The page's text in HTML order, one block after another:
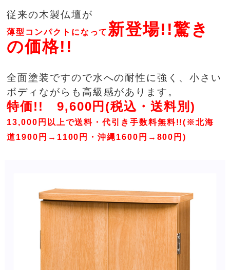
従来の木製仏壇が
薄型コンパクトになって 新登場!!驚き
の価格!!
全面塗装ですので水への耐性に強く、小さい
ボディながらも高級感があります。
特価!! 9,600円(税込・送料別)
13,000円以上で送料・代引き手数料無料!!(※北海
道1900円→1100円・沖縄1600円→800円)